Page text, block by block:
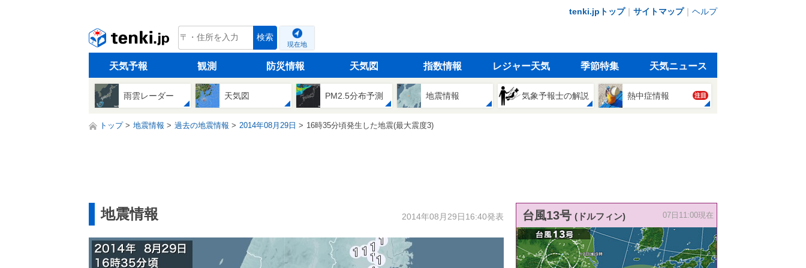
tenki.jpトップ｜ サイトマップ｜ ヘルプ
tenki.jp 検索
現在地
天気予報 観測 防災情報 天気図 指数情報 レジャー天気 季節特集 天気ニュース
雨雲レーダー 天気図 PM2.5分布予測 地震情報 気象予報士の解説 熱中症情報 注目
トップ 地震情報 過去の地震情報 2014年08月29日 16時35分頃発生した地震(最大震度3)
地震情報 2014年08月29日16:40発表 台風13号 (ドルフィン) 07日11:00現在